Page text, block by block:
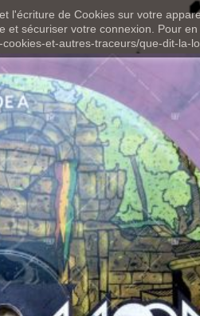
l'écriture de Cookies sur votre
sécuriser votre connexion. Pour
cookies-et-autres-traceurs/que-dit-la-